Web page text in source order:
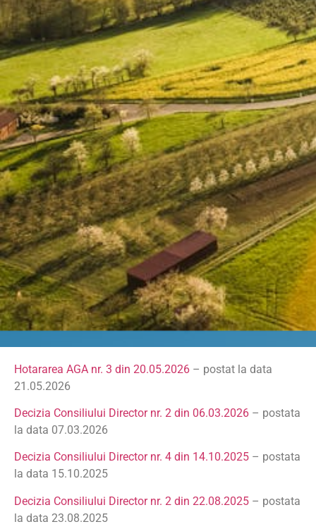
Hotararea AGA nr. 3 din 20.05.2026 – postat la data
21.05.2026
Decizia Consiliului Director nr. 2 din 06.03.2026 – postata
la data 07.03.2026
Decizia Consiliului Director nr. 4 din 14.10.2025 – postata
la data 15.10.2025
Decizia Consiliului Director nr. 2 din 22.08.2025 – postata
la data 23.08.2025